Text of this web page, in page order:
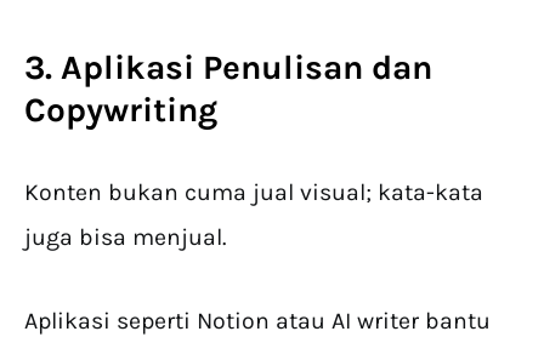
3. Aplikasi Penulisan dan
Copywriting
Konten bukan cuma jual visual; kata-kata
juga bisa menjual.
Aplikasi seperti Notion atau AI writer bantu